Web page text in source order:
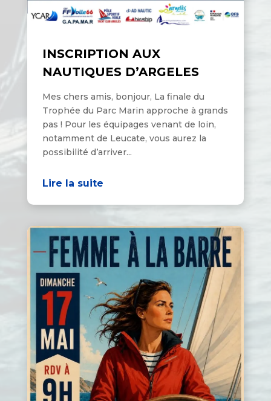
INSCRIPTION AUX
NAUTIQUES D’ARGELES
Mes chers amis, bonjour, La finale du
Trophée du Parc Marin approche à grands
pas ! Pour les équipages venant de loin,
notamment de Leucate, vous aurez la
possibilité d’arriver...
Lire la suite